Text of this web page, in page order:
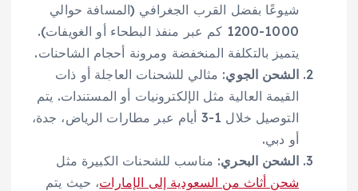
شيوعًا بفضل القرب الجغرافي (المسافة حوالي
1000-1200 كم عبر منفذ البطحاء أو الغويفات).
يتميز بالتكلفة المنخفضة ومرونة أحجام الشاحنات.
الشحن الجوي: مثالي للشحنات العاجلة أو ذات
القيمة العالية مثل الإلكترونيات أو المستندات. يتم
التوصيل خلال 1-3 أيام عبر مطارات الرياض، جدة،
أو دبي.
الشحن البحري: مناسب للشحنات الكبيرة مثل
شحن أثاث من السعودية إلى الإمارات، حيث يتم